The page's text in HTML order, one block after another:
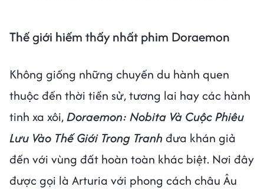
Thế giới hiếm thấy nhất phim Doraemon
Không giống những chuyến du hành quen
thuộc đến thời tiền sử, tương lai hay các hành
tinh xa xôi,Doraemon: Nobita Và Cuộc Phiêu
Lưu Vào Thế Giới Trong Tranh đưa khán giả
đến với vùng đất hoàn toàn khác biệt. Nơi đây
được gọi là Arturia với phong cách châu Âu